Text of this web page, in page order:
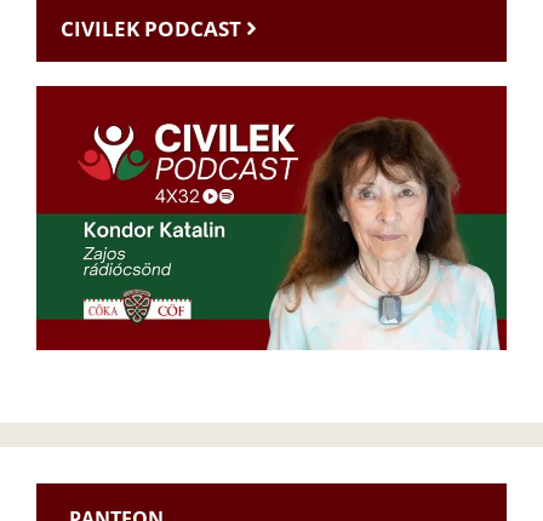
CIVILEK PODCAST